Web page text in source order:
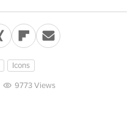
Icons
9773 Views